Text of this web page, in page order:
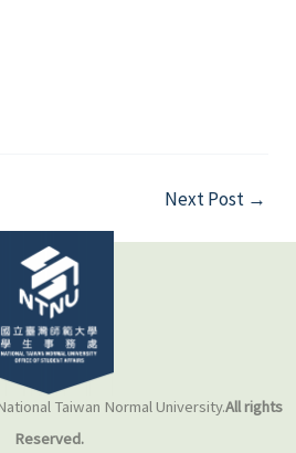
Next Post →
Taiwan Normal University.All rights
Reserved.